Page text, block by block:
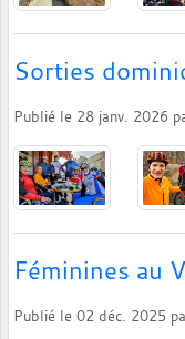
Sorties
Publié le 28 janv. 2026
Féminines au
Publié le 02 déc. 2025